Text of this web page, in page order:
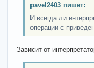
pavel2403 пишет:
И всегда ли
операции с
Зависит от